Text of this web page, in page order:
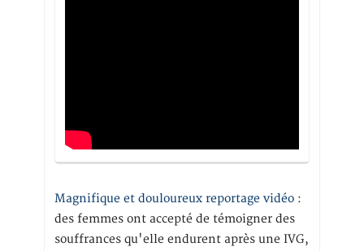
Magnifique et douloureux reportage vidéo :
des femmes ont accepté de témoigner des
souffrances qu'elle endurent après une IVG,